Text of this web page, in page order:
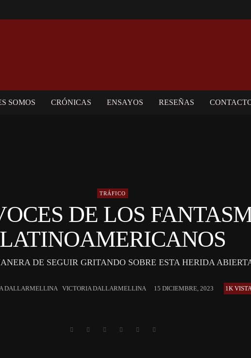
SOMOS CRÓNICAS ENSAYOS RESEÑAS
TRÁFICO
DE LOS
LATINOAMERICANOS
DE SEGUIR GRITANDO SOBRE ESTA HERIDA
VICTORIA DALLARMELLINA 15 DICIEMBRE, 2023 1K